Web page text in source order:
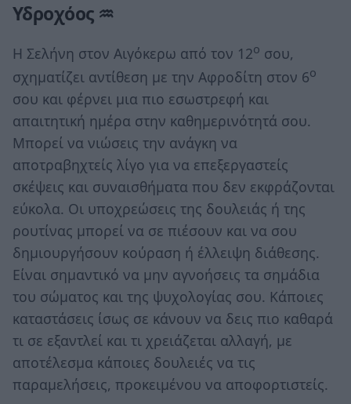
Υδροχόος ♒
Η Σελήνη στον Αιγόκερω από τον 12ο σου,
σχηματίζει αντίθεση με την Αφροδίτη στον 6ο
σου και φέρνει μια πιο εσωστρεφή και
απαιτητική ημέρα στην καθημερινότητά σου.
Μπορεί να νιώσεις την ανάγκη να
αποτραβηχτείς λίγο για να επεξεργαστείς
σκέψεις και συναισθήματα που δεν εκφράζονται
εύκολα. Οι υποχρεώσεις της δουλειάς ή της
ρουτίνας μπορεί να σε πιέσουν και να σου
δημιουργήσουν κούραση ή έλλειψη διάθεσης.
Είναι σημαντικό να μην αγνοήσεις τα σημάδια
του σώματος και της ψυχολογίας σου. Κάποιες
καταστάσεις ίσως σε κάνουν να δεις πιο καθαρά
τι σε εξαντλεί και τι χρειάζεται αλλαγή, με
αποτέλεσμα κάποιες δουλειές να τις
παραμελήσεις, προκειμένου να αποφορτιστείς.